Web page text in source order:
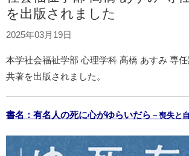
を出版されました
2025年03月19日
本学社会福祉学部 心理学科 髙橋 あすみ 専
共著を出版されました。
書名：有名人の死に心がゆらいだら －喪失と